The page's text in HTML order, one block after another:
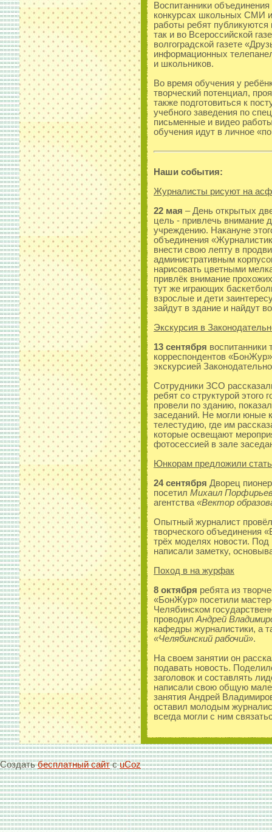
Воспитанники
конкурсах школьных СМИ и
работы ребят публикуются
так и во Всероссийской
волгоградской газете
информационных
и школьников.
Во время обучения у
творческий потенциал,
также подготовиться к
учебного заведения по
письменные и видео
обучения идут в личное
Наши события:
Журналисты рисуют на
22 мая – День открытых
цель - привлечь внимание
учреждению. Накануне
объединения
внести свою лепту в
административным
нарисовать цветными
привлёк внимание
тут же играющих
взрослые и дети
зайдут в здание и найдут
Экскурсия в
13 сентября воспитанники
корреспондентов
экскурсией
Сотрудники ЗСО
ребят со структурой этого
провели по зданию,
заседаний. Не могли юные
телестудию, где им
которые освещают
фотосессией в зале
Юнкорам предложили
24 сентября Дворец
посетил Михаил
агентства «Вектор
Опытный журналист
творческого объединения
трёх моделях новости.
написали заметку,
Поход в на журфак
8 октября ребята из
«БонЖур» посетили
Челябинском
проводил Андрей
кафедры журналистики, а
«Челябинский рабочий».
На своем занятии он
подавать новость.
заголовок и составлять
написали свою общую
занятия Андрей
оставил молодым
всегда могли с ним
Создатьбесплатный сайтсuCoz